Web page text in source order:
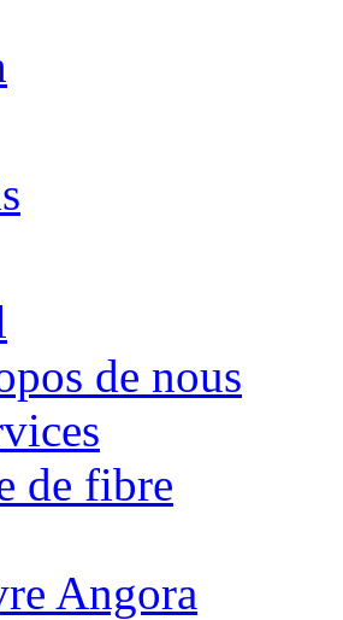
de nous
de fibre
Angora